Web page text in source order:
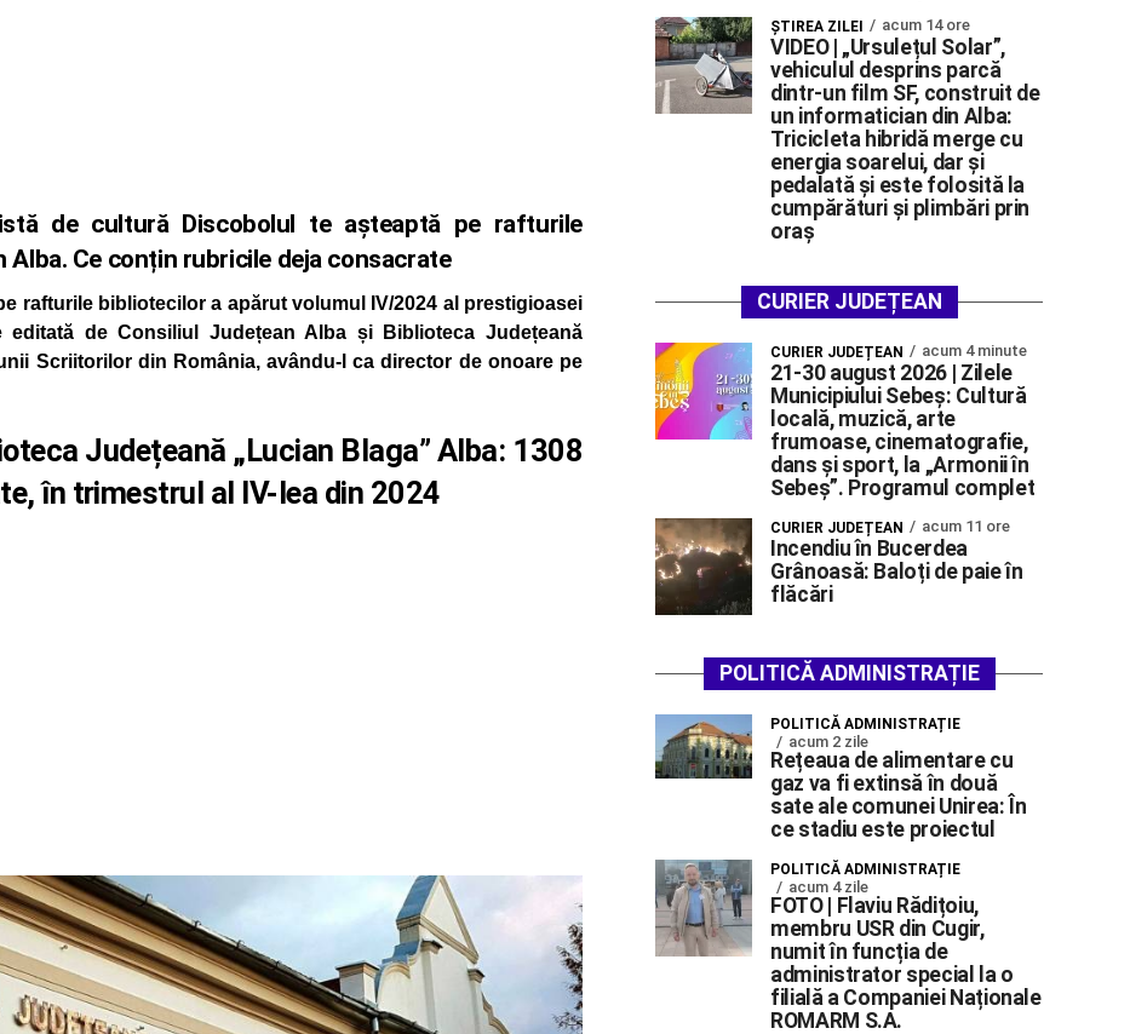
de cultură Discobolul te așteaptă pe rafturile
Alba. Ce conțin rubricile deja consacrate
rafturile bibliotecilor a apărut volumul IV/2024 al prestigioasei
de Consiliul Județean Alba și Biblioteca Județeană
Scriitorilor din România, avându-l ca director de onoare pe
Județeană „Lucian Blaga” Alba: 1308
în trimestrul al IV-lea din 2024
ŞTIREA ZILEI acum 14 ore
VIDEO | „Ursulețul Solar”,
vehiculul desprins parcă
dintr-un film SF, construit de
un informatician din Alba:
Tricicleta hibridă merge cu
energia soarelui, dar și
pedalată și este folosită la
cumpărături și plimbări prin
oraș
CURIER JUDEȚEAN
CURIER JUDEȚEAN acum 4 minute
21-30 august 2026 | Zilele
Municipiului Sebeș: Cultură
locală, muzică, arte
frumoase, cinematografie,
dans și sport, la „Armonii în
Sebeș”. Programul complet
CURIER JUDEȚEAN acum 11 ore
Incendiu în Bucerdea
Grânoasă: Baloți de paie în
flăcări
POLITICĂ ADMINISTRAȚIE
POLITICĂ ADMINISTRAȚIE
acum 2 zile
Rețeaua de alimentare cu
gaz va fi extinsă în două
sate ale comunei Unirea: În
ce stadiu este proiectul
POLITICĂ ADMINISTRAȚIE
acum 4 zile
FOTO | Flaviu Rădițoiu,
membru USR din Cugir,
numit în funcția de
administrator special la o
filială a Companiei Naționale
ROMARM S.A.